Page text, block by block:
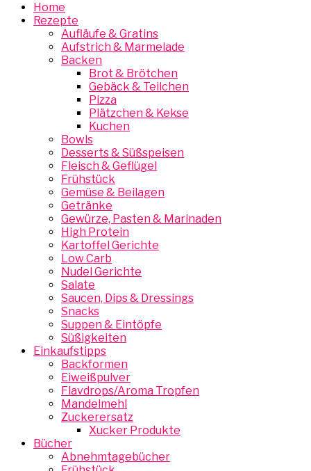
Home
Rezepte
Aufläufe & Gratins
Aufstrich & Marmelade
Backen
Brot & Brötchen
Gebäck & Teilchen
Pizza
Plätzchen & Kekse
Kuchen
Bowls
Desserts & Süßspeisen
Fleisch & Geflügel
Frühstück
Gemüse & Beilagen
Getränke
Gewürze, Pasten & Marinaden
High Protein
Kartoffel Gerichte
Low Carb
Nudel Gerichte
Salate
Saucen, Dips & Dressings
Snacks
Suppen & Eintöpfe
Süßigkeiten
Einkaufstipps
Backformen
Eiweißpulver
Flavdrops/Aroma Tropfen
Mandelmehl
Zuckerersatz
Xucker Produkte
Bücher
Abnehmtagebücher